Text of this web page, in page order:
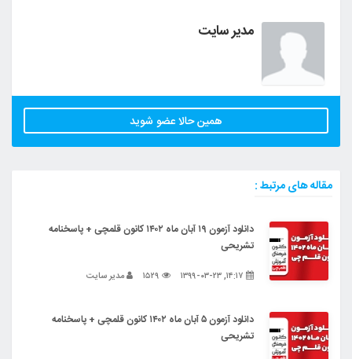
مدیر سایت
همین حالا عضو شوید
مقاله های مرتبط :
دانلود آزمون ۱۹ آبان ماه ۱۴۰۲ کانون قلمچی + پاسخنامه
تشریحی
مدیر سایت
دانلود آزمون ۵ آبان ماه ۱۴۰۲ کانون قلمچی + پاسخنامه
تشریحی